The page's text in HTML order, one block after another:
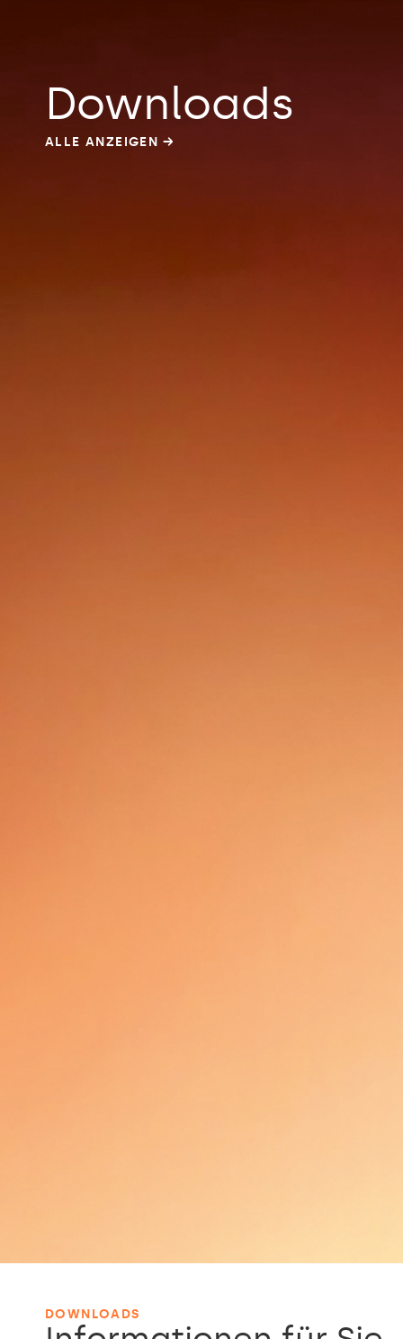
Downloads
ALLE ANZEIGEN
DOWNLOADS